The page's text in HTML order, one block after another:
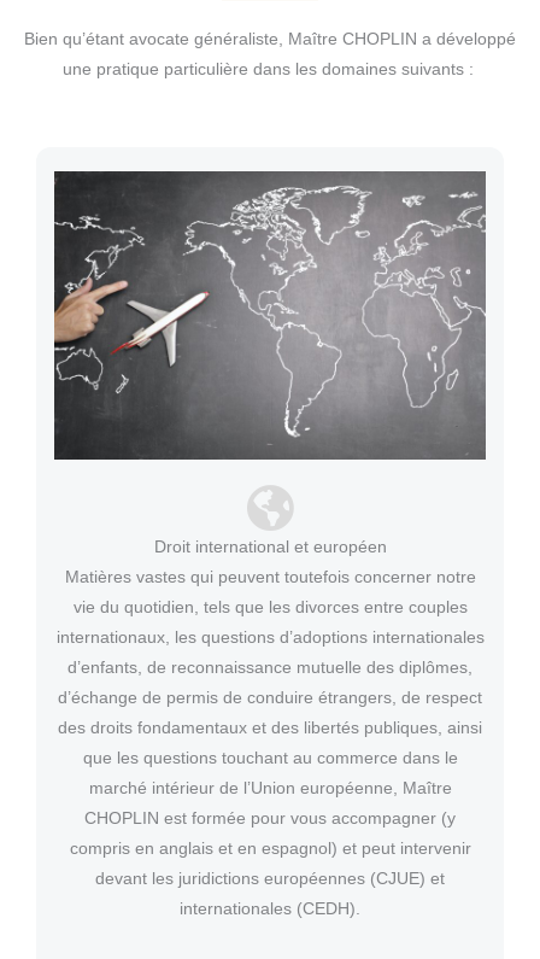
Bien qu’étant avocate généraliste, Maître CHOPLIN a développé
une pratique particulière dans les domaines suivants :
Droit international et européen
Matières vastes qui peuvent toutefois concerner notre
vie du quotidien, tels que les divorces entre couples
internationaux, les questions d’adoptions internationales
d’enfants, de reconnaissance mutuelle des diplômes,
d’échange de permis de conduire étrangers, de respect
des droits fondamentaux et des libertés publiques, ainsi
que les questions touchant au commerce dans le
marché intérieur de l’Union européenne, Maître
CHOPLIN est formée pour vous accompagner (y
compris en anglais et en espagnol) et peut intervenir
devant les juridictions européennes (CJUE) et
internationales (CEDH).